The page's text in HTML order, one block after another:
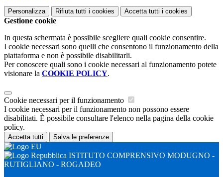
Personalizza Rifiuta tutti i cookies Accetta tutti i cookies
Gestione cookie
In questa schermata è possibile scegliere quali cookie consentire.
I cookie necessari sono quelli che consentono il funzionamento della
piattaforma e non è possibile disabilitarli.
Per conoscere quali sono i cookie necessari al funzionamento potete
visionare la COOKIE POLICY.
Cookie necessari per il funzionamento
I cookie necessari per il funzionamento non possono essere
disabilitati. È possibile consultare l'elenco nella pagina della cookie
policy.
Accetta tutti Salva le preferenze
ISTITUTO COMPRENSIVO MODUGNO -
RUTIGLIANO - ROGADEO